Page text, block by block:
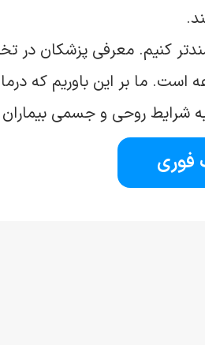
کنیم. معرفی پزشکان در
است. ما بر این باوریم که
به شرایط روحی و جسمی
فوری